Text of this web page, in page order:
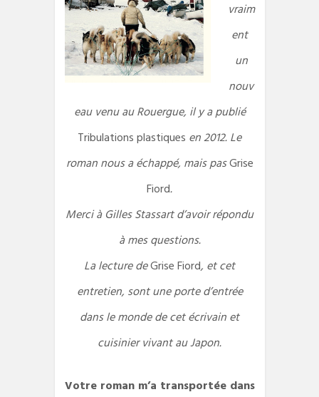
vraim
ent
un
nouv
eau venu au Rouergue, il y a publié
Tribulations plastiques en 2012. Le
roman nous a échappé, mais pasGrise
Fiord.
Merci à Gilles Stassart d’avoir répondu
à mes questions.
La lecture deGrise Fiord, et cet
entretien, sont une porte d’entrée
dans le monde de cet écrivain et
cuisinier vivant au Japon.
Votre roman m’a transportée dans